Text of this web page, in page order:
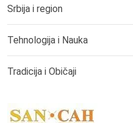
Srbija i region
Tehnologija i Nauka
Tradicija i Običaji